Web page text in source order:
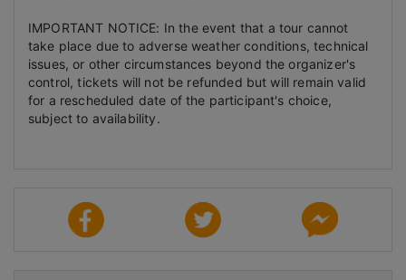
IMPORTANT NOTICE: In the event that a tour cannot
take place due to adverse weather conditions, technical
issues, or other circumstances beyond the organizer's
control, tickets will not be refunded but will remain valid
for a rescheduled date of the participant's choice,
subject to availability.